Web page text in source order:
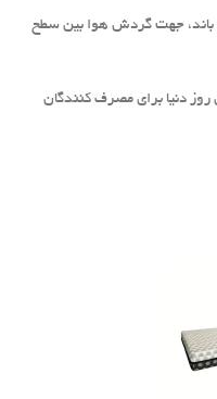
باند، جهت گردش هوا بین سطح
دنیا برای مصرف کنندگان